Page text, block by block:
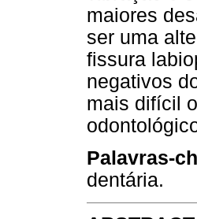
maiores
ser uma
fissura
negativos
mais difícil
Palavras-
dentária.